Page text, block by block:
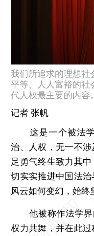
我们所追求的理想社
平等、人人富裕的社
代人权最主要的内容。
记者张帆
这是一个被法学
治、人权，无一不
足勇气终生致力其
切实实推进中国法
风云如何变幻，始终
他被称作法学界
权力共舞，并在此